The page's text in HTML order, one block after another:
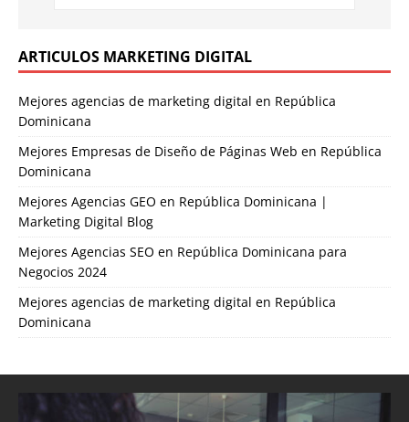
ARTICULOS MARKETING DIGITAL
Mejores agencias de marketing digital en República
Dominicana
Mejores Empresas de Diseño de Páginas Web en República
Dominicana
Mejores Agencias GEO en República Dominicana |
Marketing Digital Blog
Mejores Agencias SEO en República Dominicana para
Negocios 2024
Mejores agencias de marketing digital en República
Dominicana